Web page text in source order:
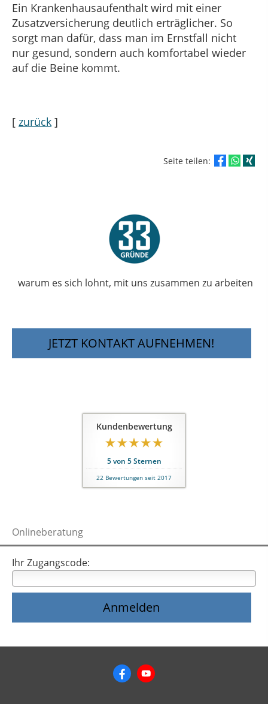
Ein Krankenhausaufenthalt wird mit einer
Zusatzversicherung deutlich erträglicher. So
sorgt man dafür, dass man im Ernstfall nicht
nur gesund, sondern auch komfortabel wieder
auf die Beine kommt.
[ zurück ]
Seite teilen:
warum es sich lohnt, mit uns zusammen zu arbeiten
JETZT KONTAKT AUFNEHMEN!
Kundenbewertung
5von 5Sternen
22 Bewertungen seit 2017
Onlineberatung
Ihr Zugangscode: